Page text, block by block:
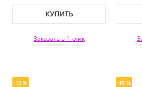
КУПИТЬ
Заказать в 1 клик
-15 % -15 %